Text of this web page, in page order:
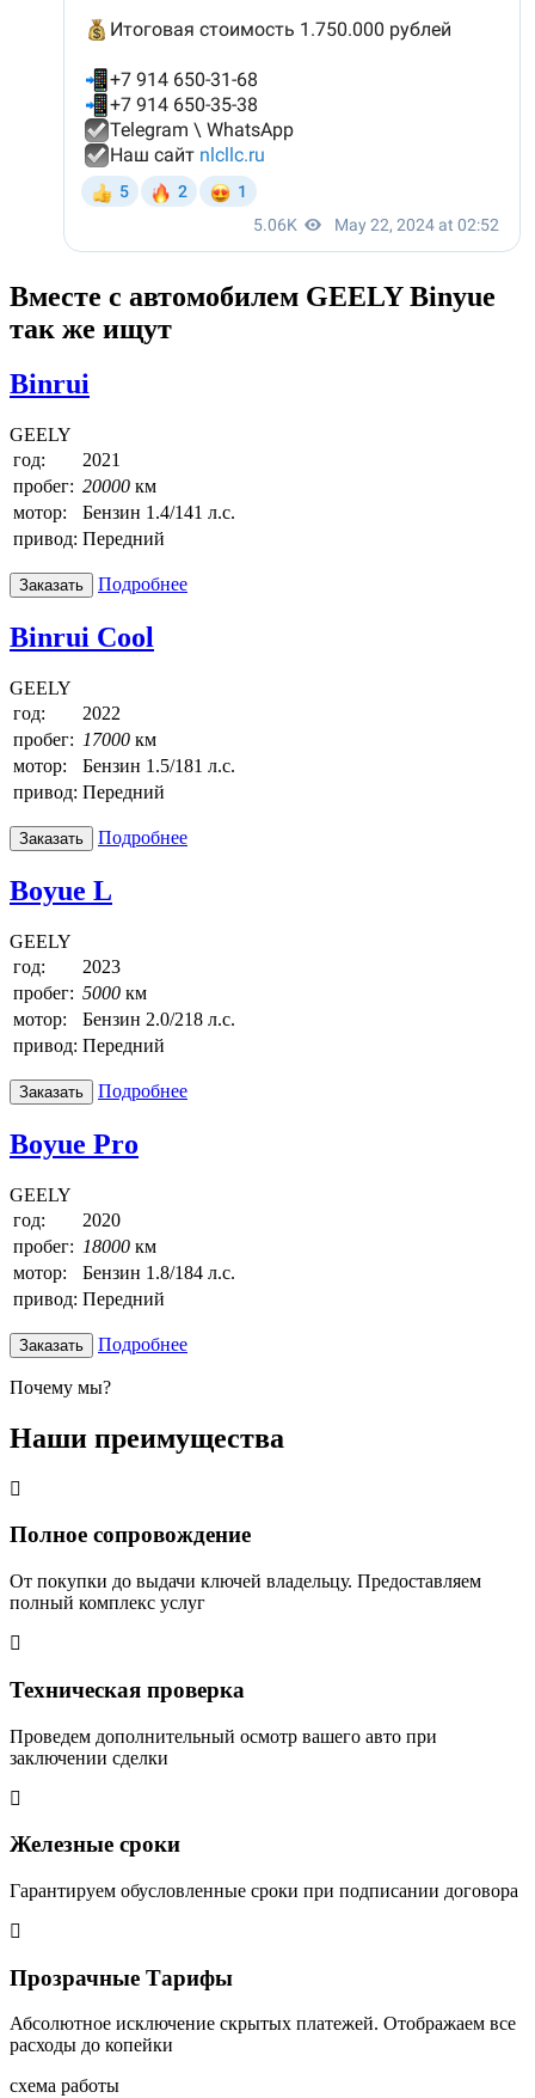
Вместе с автомобилем GEELY Binyue
так же ищут
Binrui
GEELY
год:
2021
пробег: 20000 км
мотор:
Бензин 1.4/141 л.с.
привод: Передний
Заказать Подробнее
Binrui Cool
GEELY
год:
2022
пробег: 17000 км
мотор:
Бензин 1.5/181 л.с.
привод: Передний
Заказать Подробнее
Boyue L
GEELY
год:
2023
пробег: 5000 км
мотор:
Бензин 2.0/218 л.с.
привод: Передний
Заказать Подробнее
Boyue Pro
GEELY
год:
2020
пробег: 18000 км
мотор:
Бензин 1.8/184 л.с.
привод: Передний
Заказать Подробнее
Почему мы?
Наши преимущества
Полное сопровождение
От покупки до выдачи ключей владельцу. Предоставляем
полный комплекс услуг
Техническая проверка
Проведем дополнительный осмотр вашего авто при
заключении сделки
Железные сроки
Гарантируем обусловленные сроки при подписании договора
Прозрачные Тарифы
Абсолютное исключение скрытых платежей. Отображаем все
расходы до копейки
схема работы